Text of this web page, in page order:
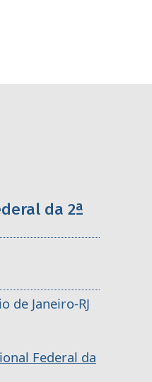
os órgãos da 2ª
da 2ª
de Janeiro-RJ
Federal da